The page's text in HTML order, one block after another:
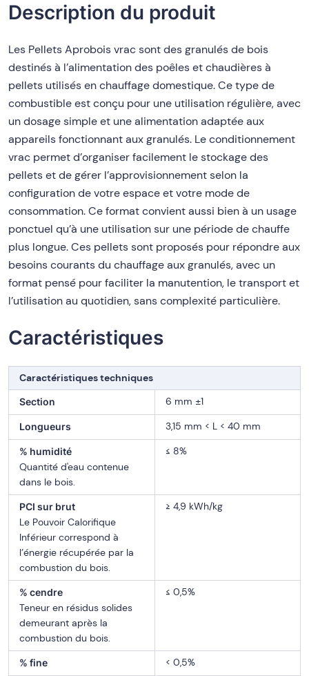
Description du produit
Les Pellets Aprobois vrac sont des granulés de bois
destinés à l’alimentation des poêles et chaudières à
pellets utilisés en chauffage domestique. Ce type de
combustible est conçu pour une utilisation régulière, avec
un dosage simple et une alimentation adaptée aux
appareils fonctionnant aux granulés. Le conditionnement
vrac permet d’organiser facilement le stockage des
pellets et de gérer l’approvisionnement selon la
configuration de votre espace et votre mode de
consommation. Ce format convient aussi bien à un usage
ponctuel qu’à une utilisation sur une période de chauffe
plus longue. Ces pellets sont proposés pour répondre aux
besoins courants du chauffage aux granulés, avec un
format pensé pour faciliter la manutention, le transport et
l’utilisation au quotidien, sans complexité particulière.
Caractéristiques
Caractéristiques techniques
Section 6 mm ±1
Longueurs 3,15 mm < L < 40 mm
% humidité
Quantité d'eau contenue
dans le bois.
≤ 8%
PCI sur brut
Le Pouvoir Calorifique
Inférieur correspond à
l’énergie récupérée par la
combustion du bois.
≥ 4,9 kWh/kg
% cendre
Teneur en résidus solides
demeurant après la
combustion du bois.
≤ 0,5%
% fine < 0,5%